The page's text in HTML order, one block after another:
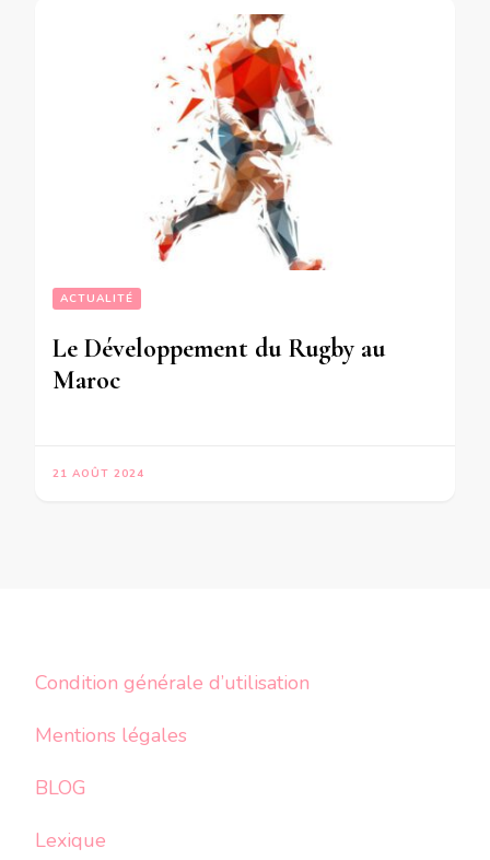
ACTUALITÉ
Le Développement du Rugby au
Maroc
21 AOÛT 2024
Condition générale d’utilisation
Mentions légales
BLOG
Lexique